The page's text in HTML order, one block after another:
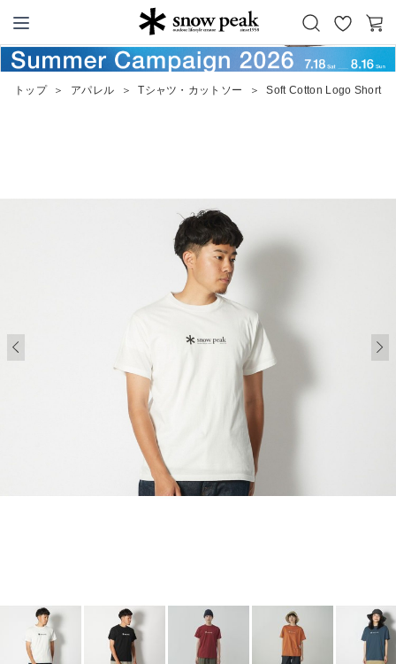
Snow Peak
お
気
カ
ー
トップ ＞ アパレル ＞ Tシャツ・カットソー ＞ Soft Cotton Logo Short